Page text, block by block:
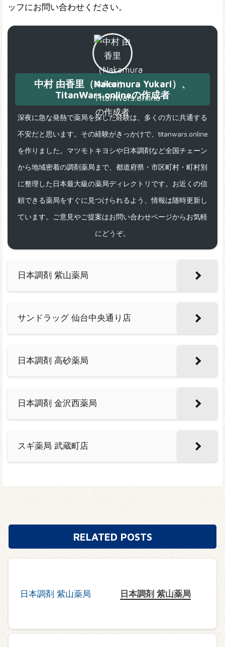
ッフにお問い合わせください。
中村 由香里（Nakamura Yukari）、
TitanWars.onlineの作成者
深夜に急な発熱で薬局を探した経験は、多くの方に共通する
不安だと思います。その経験がきっかけで、titanwars.online
を作りました。マツモトキヨシや日本調剤など全国チェーン
から地域密着の調剤薬局まで、都道府県・市区町村・町村別
に整理した日本最大級の薬局ディレクトリです。お近くの信
頼できる薬局をすぐに見つけられるよう、情報は随時更新し
ています。ご意見やご提案はお問い合わせページからお気軽
にどうぞ。
日本調剤 紫山薬局
サンドラッグ 仙台中央通り店
日本調剤 高砂薬局
日本調剤 金沢西薬局
スギ薬局 武蔵町店
RELATED POSTS
日本調剤 紫山薬局